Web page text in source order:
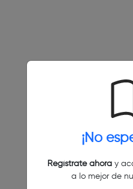
¡No
Regístrate ahoray
a lo mejor de